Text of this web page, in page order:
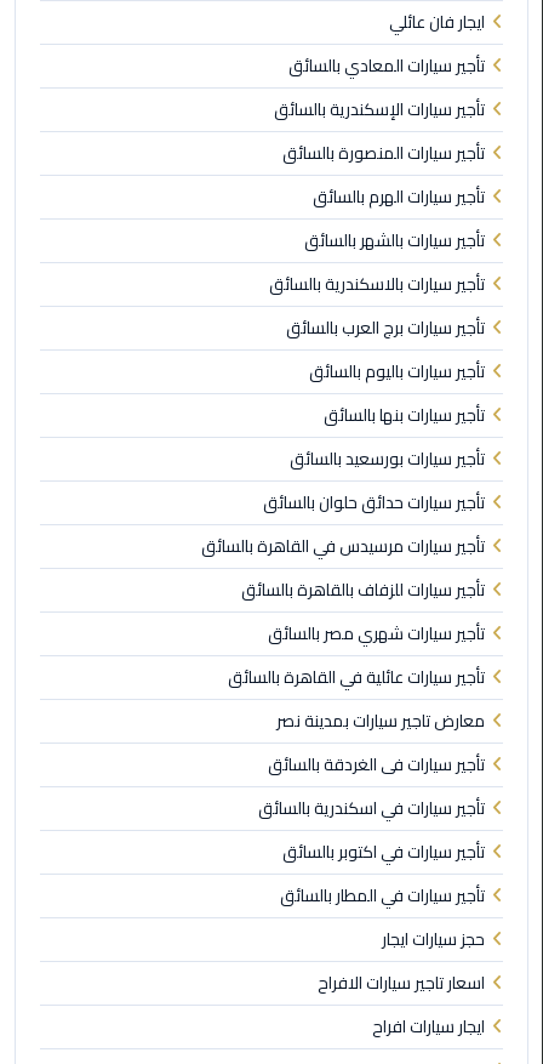
مرسي
مطروح
تاكسي
اسكندريه
ليموزين
مطار
برج
العرب
والإسكندرية
ليموزين
دمياط
ليموزين
من
الاسكندرية
الى
مطار
القاهرة
ليموزين
الدقي
ليموزين
من
القاهرة
للاسكندرية
ليموزين
العجوزه
ليموزين
من
مطار
ايجار فان عائلي
تأجير سيارات المعادي بالسائق
تأجير سيارات الإسكندرية بالسائق
تأجير سيارات المنصورة بالسائق
تأجير سيارات الهرم بالسائق
تأجير سيارات بالشهر بالسائق
تأجير سيارات بالاسكندرية بالسائق
تأجير سيارات برج العرب بالسائق
تأجير سيارات باليوم بالسائق
تأجير سيارات بنها بالسائق
تأجير سيارات بورسعيد بالسائق
تأجير سيارات حدائق حلوان بالسائق
تأجير سيارات مرسيدس في القاهرة بالسائق
تأجير سيارات للزفاف بالقاهرة بالسائق
تأجير سيارات شهري مصر بالسائق
تأجير سيارات عائلية في القاهرة بالسائق
معارض تاجير سيارات بمدينة نصر
تأجير سيارات فى الغردقة بالسائق
تأجير سيارات في اسكندرية بالسائق
تأجير سيارات في اكتوبر بالسائق
تأجير سيارات في المطار بالسائق
حجز سيارات ايجار
اسعار تاجير سيارات الافراح
ايجار سيارات افراح